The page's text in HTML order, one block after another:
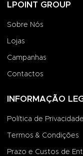
LPOINT GROUP
Sobre Nós
Lojas
Campanhas
Contactos
INFORMAÇÃO
Política de Privacidade
Termos & Condições
Prazo e Custos de